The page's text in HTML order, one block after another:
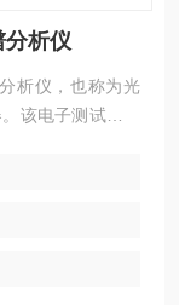
分析仪
析仪，也称为光
该电子测试设备
主营品牌：安捷
托罗拉、美国力
可尼、英国施伦